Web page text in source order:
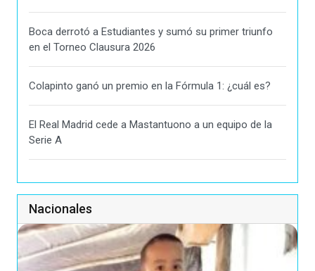
Boca derrotó a Estudiantes y sumó su primer triunfo
en el Torneo Clausura 2026
Colapinto ganó un premio en la Fórmula 1: ¿cuál es?
El Real Madrid cede a Mastantuono a un equipo de la
Serie A
Nacionales